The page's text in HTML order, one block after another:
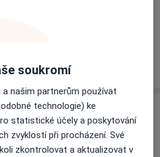
a cenách nejsou k dispozici
nepřidával žádné informace o
Brumov-Bylnice76331
soukromí
našim partnerům používat
technologie) ke
statistické účely a poskytování
zvyklostí při procházení. Své
zkontrolovat a aktualizovat v